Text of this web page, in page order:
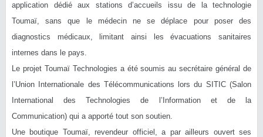
application dédié aux stations d’accueils issu de la technologie
Toumaï, sans que le médecin ne se déplace pour poser des
diagnostics médicaux, limitant ainsi les évacuations sanitaires
internes dans le pays.
Le projet Toumaï Technologies a été soumis au secrétaire général de
l’Union Internationale des Télécommunications lors du SITIC (Salon
International des Technologies de l’Information et de la
Communication) qui a apporté tout son soutien.
Une boutique Toumaï, revendeur officiel, a par ailleurs ouvert ses